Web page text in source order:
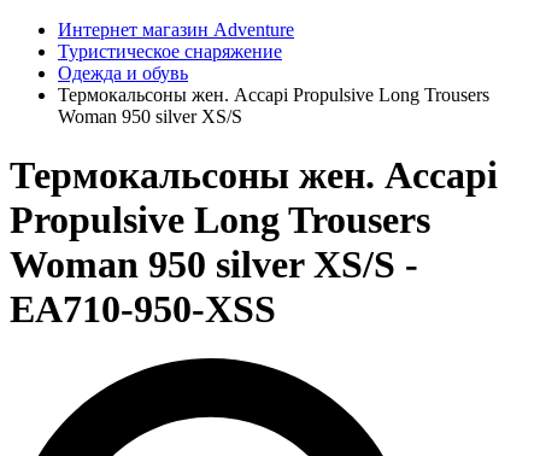
Интернет магазин Adventure
Туристическое снаряжение
Одежда и обувь
Термокальсоны жен. Accapi Propulsive Long Trousers
Woman 950 silver XS/S
Термокальсоны жен. Accapi
Propulsive Long Trousers
Woman 950 silver XS/S -
EA710-950-XSS